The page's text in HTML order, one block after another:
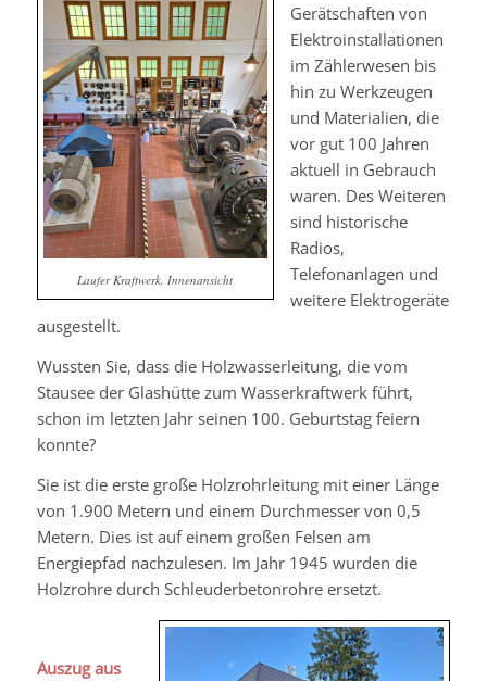
Laufer Kraftwerk, Innenansicht
Gerätschaften von
Elektroinstallationen
im Zählerwesen bis
hin zu Werkzeugen
und Materialien, die
vor gut 100 Jahren
aktuell in Gebrauch
waren. Des Weiteren
sind historische
Radios,
Telefonanlagen und
weitere Elektrogeräte
ausgestellt.
Wussten Sie, dass die Holzwasserleitung, die vom
Stausee der Glashütte zum Wasserkraftwerk führt,
schon im letzten Jahr seinen 100. Geburtstag feiern
konnte?
Sie ist die erste große Holzrohrleitung mit einer Länge
von 1.900 Metern und einem Durchmesser von 0,5
Metern. Dies ist auf einem großen Felsen am
Energiepfad nachzulesen. Im Jahr 1945 wurden die
Holzrohre durch Schleuderbetonrohre ersetzt.
Auszug aus